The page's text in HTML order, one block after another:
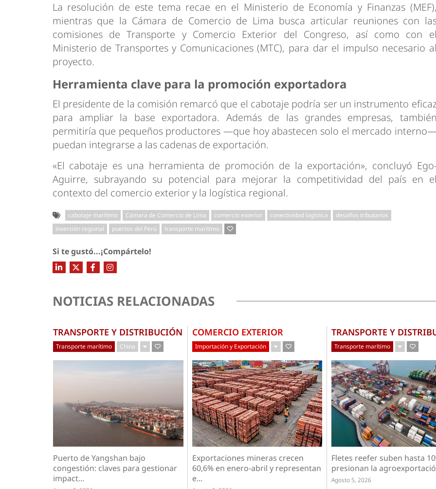
La resolución de este tema recae en el Ministerio de Economía y Finanzas (MEF),
mientras que la Cámara de Comercio de Lima busca articular reuniones con
comisiones de Transporte y Comercio Exterior del Congreso, así como con el
Ministerio de Transportes y Comunicaciones (MTC), para dar el impulso necesario al
proyecto.
Herramienta clave para la promoción exportadora
El presidente de la comisión remarcó que el cabotaje podría ser un instrumento
para ampliar la base exportadora. Además de las grandes empresas, también
permitiría que pequeños productores —que hoy abastecen solo el mercado
puedan integrarse a las cadenas de exportación.
«El cabotaje es una herramienta de promoción de la exportación», concluyó
Aguirre, subrayando su potencial para mejorar la competitividad del país en el
contexto del comercio exterior y la logística regional.
cabotaje marítimo Cámara de Comercio de Lima comercio exterior conectividad logística
desafíos tributarios
inversión regional
puertos del Perú transporte marítimo
Si te gustó...¡Compártelo!
NOTICIAS RELACIONADAS
TRANSPORTE Y DISTRIBUCIÓN
Transporte marítimo China
Puerto de Yangshan bajo
congestión: claves para gestionar
impact...
COMERCIO EXTERIOR
Importación y Exportación
Exportaciones mineras crecen
60,6% en enero-abril y representan
e...
TRANSPORTE Y
Transporte marítimo
Fletes reefer suben hasta
presionan la
Agosto 5, 2026